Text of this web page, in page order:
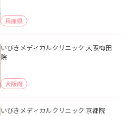
兵庫県
いびきメディカルクリニック 大阪梅田
院
大阪府
いびきメディカルクリニック 京都院